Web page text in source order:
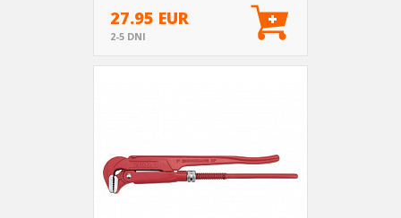
27.95 EUR
2-5 DNI